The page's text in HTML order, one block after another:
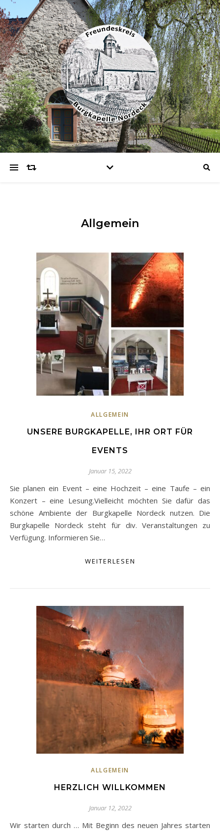
Allgemein
ALLGEMEIN
UNSERE BURGKAPELLE, IHR ORT FÜR
EVENTS
Januar 15, 2022
Sie planen ein Event – eine Hochzeit – eine Taufe – ein
Konzert – eine Lesung.Vielleicht möchten Sie dafür das
schöne Ambiente der Burgkapelle Nordeck nutzen. Die
Burgkapelle Nordeck steht für div. Veranstaltungen zu
Verfügung. Informieren Sie…
WEITERLESEN
ALLGEMEIN
HERZLICH WILLKOMMEN
Januar 12, 2022
Wir starten durch … Mit Beginn des neuen Jahres starten